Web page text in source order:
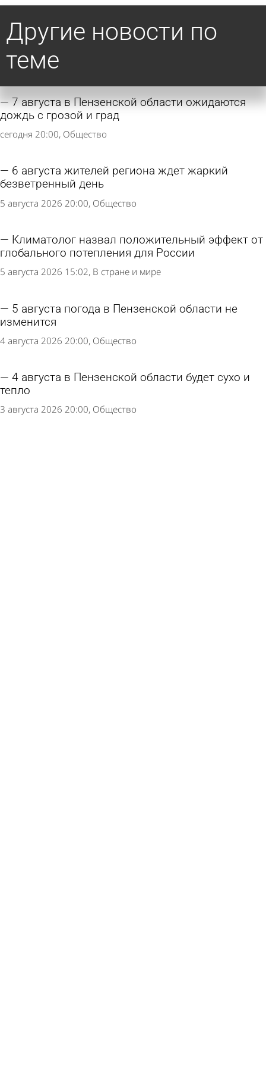
Другие новости по
теме
7 августа в Пензенской области ожидаются
дождь с грозой и град
сегодня 20:00 Общество
6 августа жителей региона ждет жаркий
безветренный день
5 августа 2026 20:00 Общество
Климатолог назвал положительный эффект от
глобального потепления для России
5 августа 2026 15:02 В стране и мире
5 августа погода в Пензенской области не
изменится
4 августа 2026 20:00 Общество
4 августа в Пензенской области будет сухо и
тепло
3 августа 2026 20:00 Общество